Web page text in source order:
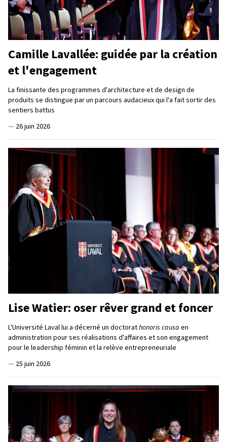
Camille Lavallée: guidée par la création
et l'engagement
La finissante des programmes d'architecture et de design de
produits se distingue par un parcours audacieux qui l'a fait sortir des
sentiers battus
— 26 juin 2026
Lise Watier: oser rêver grand et foncer
L'Université Laval lui a décerné un doctorathonoris causa en
administration pour ses réalisations d'affaires et son engagement
pour le leadership féminin et la relève entrepreneuriale
— 25 juin 2026